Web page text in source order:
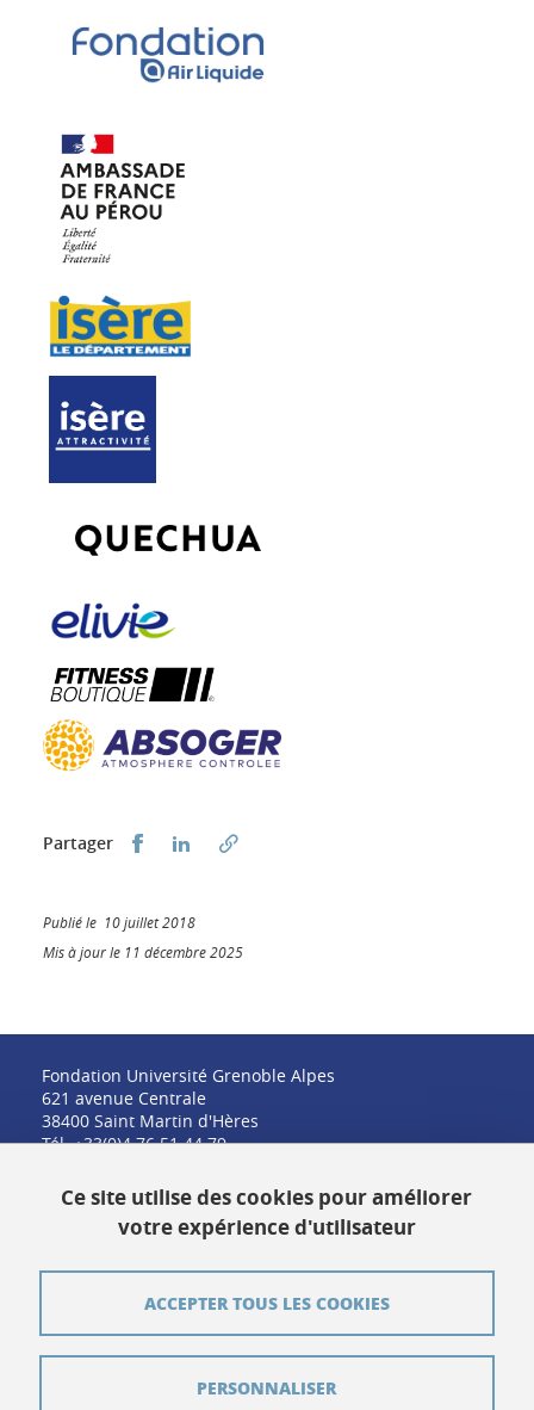
Partager Partager sur Facebook
Partager sur LinkedIn
Publié le 10 juillet 2018
Mis à jour le 11 décembre 2025
Fondation Université Grenoble Alpes
621 avenue Centrale
38400 Saint Martin d'Hères
Tél. +33(0)4 76 51 44 79
Plan du site
Ce site utilise des cookies pour améliorer
votre expérience d'utilisateur
ACCEPTER TOUS LES COOKIES
PERSONNALISER